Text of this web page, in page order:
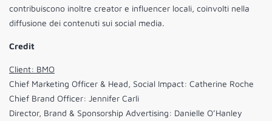
contribuiscono inoltre creator e influencer locali, coinvolti nella
diffusione dei contenuti sui social media.
Credit
Client: BMO
Chief Marketing Officer & Head, Social Impact: Catherine Roche
Chief Brand Officer: Jennifer Carli
Director, Brand & Sponsorship Advertising: Danielle O’Hanley